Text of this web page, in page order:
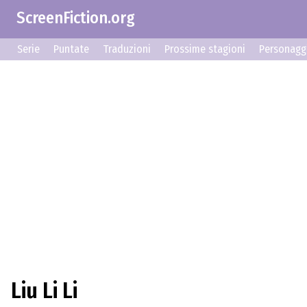
ScreenFiction.org
Serie Puntate Traduzioni Prossime stagioni
Liu Li Li